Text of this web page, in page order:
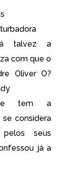
talvez a
com que o
Oliver O?
tem a
se considera
pelos seus
já a